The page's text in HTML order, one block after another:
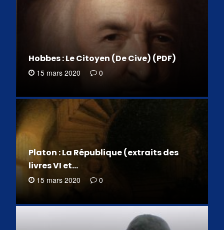
Hobbes : Le Citoyen (De Cive) (PDF)
15 mars 2020 0
Platon : La République (extraits des
livres VI et…
15 mars 2020 0